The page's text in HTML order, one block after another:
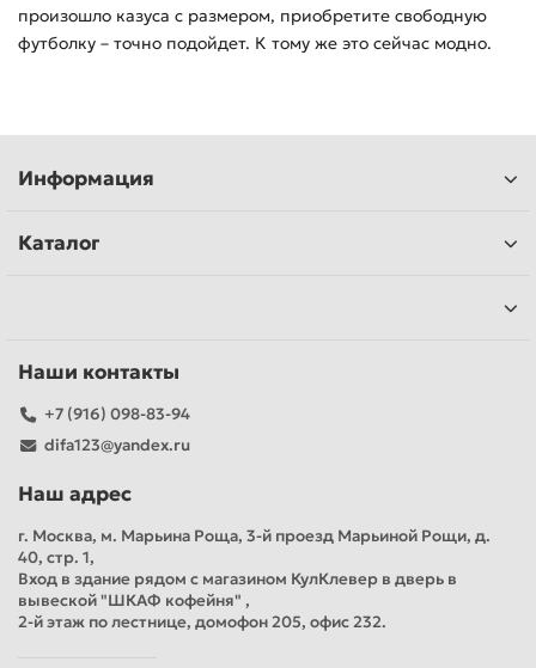
произошло казуса с размером, приобретите свободную
футболку – точно подойдет. К тому же это сейчас модно.
Информация
Каталог
Наши контакты
+7 (916) 098-83-94
difa123@yandex.ru
Наш адрес
г. Москва, м. Марьина Роща, 3-й проезд Марьиной Рощи, д.
40, стр. 1,
Вход в здание рядом с магазином КулКлевер в дверь в
вывеской "ШКАФ кофейня" ,
2-й этаж по лестнице, домофон 205, офис 232.